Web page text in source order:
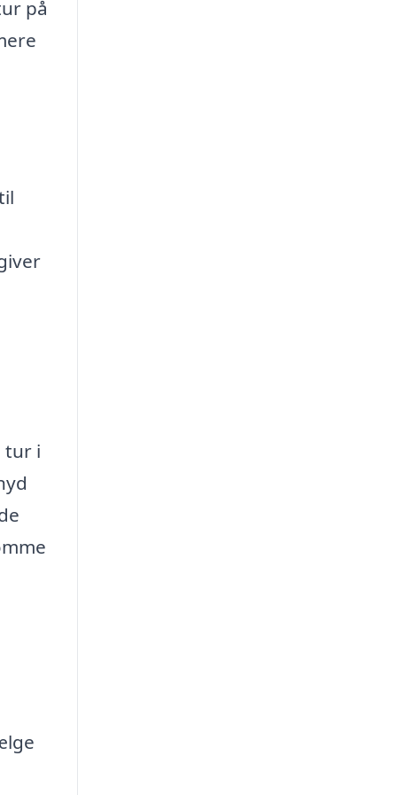
på
tur i